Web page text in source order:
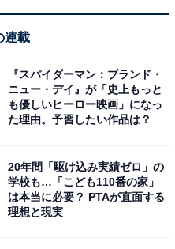
32秒
秒
てる実力者です（2010、
に、副島正純車いすレー
連載
『スパイダーマン：ブランド・
ニュー・デイ』が「史上もっと
も優しいヒーロー映画」になっ
た理由。予習したい作品は？
20年間「駆け込み実績ゼロ」の
学校も…「こども110番の家」
は本当に必要？ PTAが直面する
理想と現実